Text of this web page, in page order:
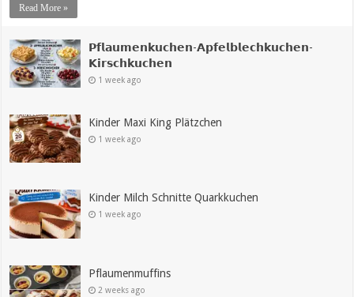
Read More »
𝗣𝗳𝗹𝗮𝘂𝗺𝗲𝗻𝗸𝘂𝗰𝗵𝗲𝗻-𝗔𝗽𝗳𝗲𝗹𝗯𝗹𝗲𝗰𝗵𝗸𝘂𝗰𝗵𝗲𝗻-
𝗞𝗶𝗿𝘀𝗰𝗵𝗸𝘂𝗰𝗵𝗲𝗻
1 week ago
Kinder Maxi King Plätzchen
1 week ago
Kinder Milch Schnitte Quarkkuchen
1 week ago
Pflaumenmuffins
2 weeks ago